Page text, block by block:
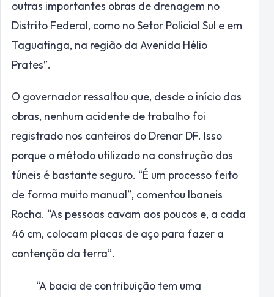
outras importantes obras de drenagem no
Distrito Federal, como no Setor Policial Sul e em
Taguatinga, na região da Avenida Hélio
Prates”.
O governador ressaltou que, desde o início das
obras, nenhum acidente de trabalho foi
registrado nos canteiros do Drenar DF. Isso
porque o método utilizado na construção dos
túneis é bastante seguro. “É um processo feito
de forma muito manual”, comentou Ibaneis
Rocha. “As pessoas cavam aos poucos e, a cada
46 cm, colocam placas de aço para fazer a
contenção da terra”.
“A bacia de contribuição tem uma